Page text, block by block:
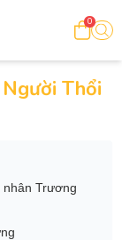
0
Thổi
nhân Trương